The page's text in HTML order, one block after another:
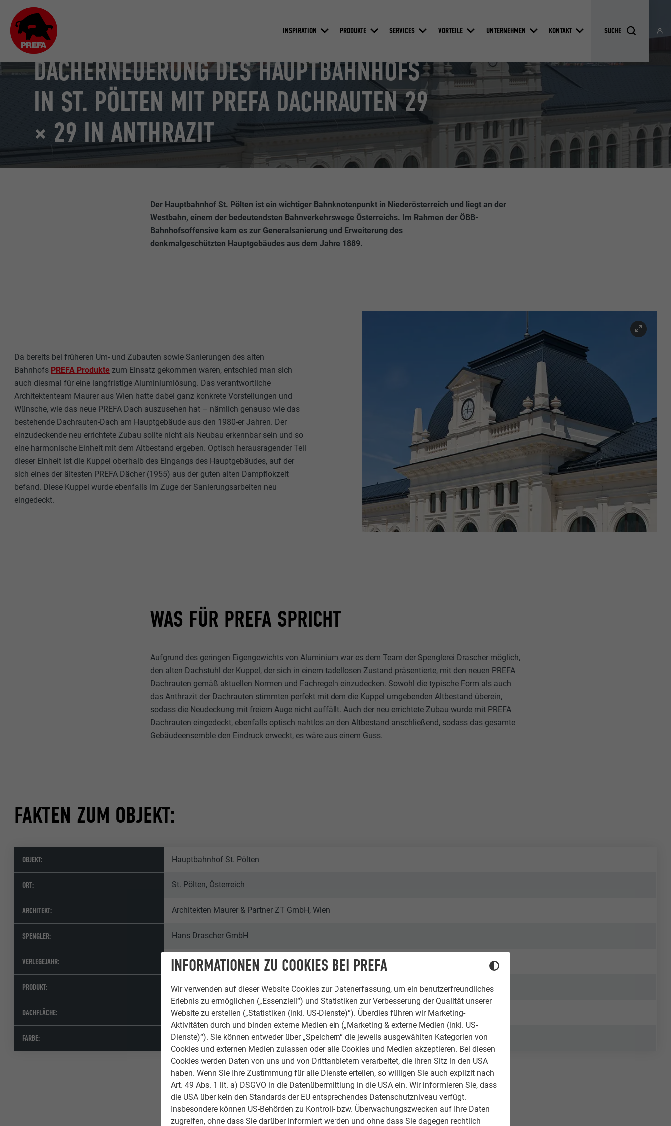
INFORMATIONEN ZU COOKIES BEI PREFA
Wir verwenden auf dieser Website Cookies zur Datenerfassung, um ein benutzerfreundliches
Erlebnis zu ermöglichen („Essenziell“) und Statistiken zur Verbesserung der Qualität unserer
Website zu erstellen („Statistiken (inkl. US-Dienste)“). Überdies führen wir Marketing-
Aktivitäten durch und binden externe Medien ein („Marketing & externe Medien (inkl. US-
Dienste)“). Sie können entweder über „Speichern“ die jeweils ausgewählten Kategorien von
Cookies und externen Medien zulassen oder alle Cookies und Medien akzeptieren. Bei diesen
Cookies werden Daten von uns und von Drittanbietern verarbeitet, die ihren Sitz in den USA
haben. Wenn Sie Ihre Zustimmung für alle Dienste erteilen, so willigen Sie auch explizit nach
Art. 49 Abs. 1 lit. a) DSGVO in die Datenübermittlung in die USA ein. Wir informieren Sie, dass
die USA über kein den Standards der EU entsprechendes Datenschutzniveau verfügt.
Insbesondere können US-Behörden zu Kontroll- bzw. Überwachungszwecken auf Ihre Daten
zugreifen, ohne dass Sie darüber informiert werden und ohne dass Sie dagegen rechtlich
INSPIRATION PRODUKTE SERVICES VORTEILE UNTERNEHMEN KONTAKT
DACHERNEUERUNG DES HAUPTBAHNHOFS
IN ST. PÖLTEN MIT PREFA DACHRAUTEN 29
× 29 IN ANTHRAZIT
DENKMALSCHUTZ
Der Hauptbahnhof St. Pölten ist ein wichtiger Bahnknotenpunkt in Niederösterreich und liegt an der
Westbahn, einem der bedeutendsten Bahnverkehrswege Österreichs. Im Rahmen der ÖBB-
Bahnhofsoffensive kam es zur Generalsanierung und Erweiterung des
denkmalgeschützten Hauptgebäudes aus dem Jahre 1889.
Da bereits bei früheren Um- und Zubauten sowie Sanierungen des alten
Bahnhofs PREFA Produkte zum Einsatz gekommen waren, entschied man sich
auch diesmal für eine langfristige Aluminiumlösung. Das verantwortliche
Architektenteam Maurer aus Wien hatte dabei ganz konkrete Vorstellungen und
Wünsche, wie das neue PREFA Dach auszusehen hat – nämlich genauso wie das
bestehende Dachrauten-Dach am Hauptgebäude aus den 1980-er Jahren. Der
einzudeckende neu errichtete Zubau sollte nicht als Neubau erkennbar sein und so
eine harmonische Einheit mit dem Altbestand ergeben. Optisch herausragender Teil
dieser Einheit ist die Kuppel oberhalb des Eingangs des Hauptgebäudes, auf der
sich eines der ältesten PREFA Dächer (1955) aus der guten alten Dampflokzeit
befand. Diese Kuppel wurde ebenfalls im Zuge der Sanierungsarbeiten neu
eingedeckt.
WAS FÜR PREFA SPRICHT
Aufgrund des geringen Eigengewichts von Aluminium war es dem Team der Spenglerei Drascher möglich,
den alten Dachstuhl der Kuppel, der sich in einem tadellosen Zustand präsentierte, mit den neuen PREFA
Dachrauten gemäß aktuellen Normen und Fachregeln einzudecken. Sowohl die typische Form als auch
das Anthrazit der Dachrauten stimmten perfekt mit dem die Kuppel umgebenden Altbestand überein,
sodass die Neudeckung mit freiem Auge nicht auffällt. Auch der neu errichtete Zubau wurde mit PREFA
Dachrauten eingedeckt, ebenfalls optisch nahtlos an den Altbestand anschließend, sodass das gesamte
Gebäudeensemble den Eindruck erweckt, es wäre aus einem Guss.
FAKTEN ZUM OBJEKT:
OBJEKT: Hauptbahnhof St. Pölten
ORT: St. Pölten, Österreich
ARCHITEKT: Architekten Maurer & Partner ZT GmbH, Wien
SPENGLER: Hans Drascher GmbH
VERLEGEJAHR: 2010
PRODUKT: PREFA Dachraute 29 × 29
DACHFLÄCHE: 2000 m²
FARBE: Anthrazit